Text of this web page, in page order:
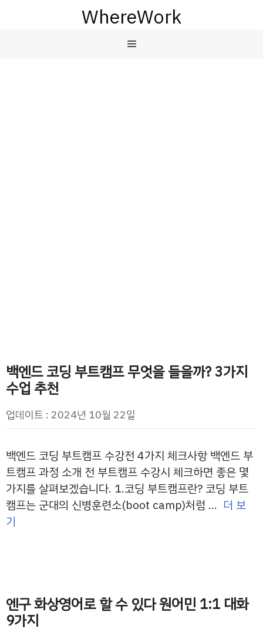
WhereWork
메
백엔드 코딩 부트캠프 무엇을 들을까? 3가지
수업 추천
업데이트 : 2024년 10월 22일
백엔드 코딩 부트캠프 수강전 4가지 체크사항 백엔드 부
트캠프 과정 소개 전 부트캠프 수강시 체크하면 좋은 몇
가지를 살펴보겠습니다. 1.코딩 부트캠프란? 코딩 부트
캠프는 군대의 신병훈련소(boot camp)처럼 … 더 보
기
엔구 화상영어로 할 수 있다 원어민 1:1 대화
9가지